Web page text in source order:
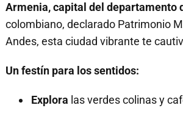
Armenia, capital del departamento
colombiano, declarado Patrimonio
Andes, esta ciudad vibrante te
Un festín para los sentidos:
Explora las verdes colinas y